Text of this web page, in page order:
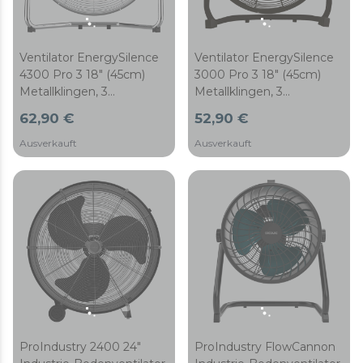
Ventilator EnergySilence
4300 Pro 3 18" (45cm)
Metallklingen, 3
Kupfermotor, verstellbar,
verchromtem Finish,
110W
62,90 €
Ausverkauft
Ventilator EnergySilence
3000 Pro 3 18" (45cm)
Metallklingen, 3
Kupfermotor, verstellbar,
schwarzes Finish, 100W
52,90 €
Ausverkauft
ProIndustry 2400 24"
ProIndustry FlowCannon